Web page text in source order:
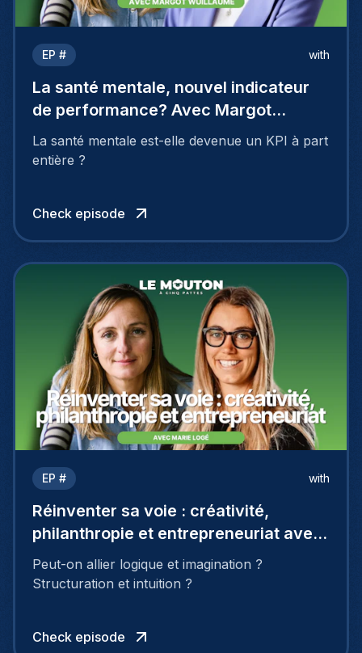
EP # with
La santé mentale, nouvel indicateur
de performance? Avec Margot
Wuillaume
La santé mentale est-elle devenue un KPI à part
entière ?
Check episode
EP # with
Réinventer sa voie : créativité,
philanthropie et entrepreneuriat avec
Marie Logé
Peut-on allier logique et imagination ?
Structuration et intuition ?
Check episode